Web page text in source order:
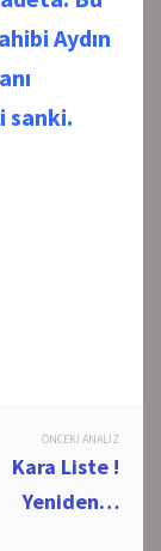
Aydın
sanki.
ÖNCEKI ANALIZ
Kara Liste !
Yeniden…